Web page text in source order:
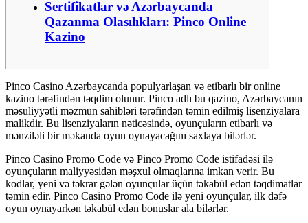
Sertifikatlar və Azərbaycanda
Qazanma Olasılıkları: Pinco Online
Kazino
Pinco Casino Azərbaycanda populyarlaşan və etibarlı bir online
kazino tərəfindən təqdim olunur. Pinco adlı bu qazino, Azərbaycanın
məsuliyyətli məzmun sahibləri tərəfindən təmin edilmiş lisenziyalara
malikdir. Bu lisenziyaların nəticəsində, oyunçuların etibarlı və
mənziləli bir məkanda oyun oynayacağını saxlaya bilərlər.
Pinco Casino Promo Code və Pinco Promo Code istifadəsi ilə
oyunçuların maliyyəsidən məşxul olmaqlarına imkan verir. Bu
kodlar, yeni və təkrar gələn oyunçular üçün təkabül edən təqdimatlar
təmin edir. Pinco Casino Promo Code ilə yeni oyunçular, ilk dəfə
oyun oynayarkən təkabül edən bonuslar ala bilərlər.